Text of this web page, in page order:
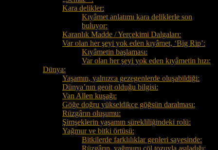
Kara delikler:
Kıyâmet anlatımı kara deliklerle son
buluyor:
Karanlık Madde / Yerçekimi Dalgaları:
Var olan her şeyi yok eden kıyâmet, ‘Big Rip’:
Kıyâmetin başlaması:
Var olan her şeyi yok eden kıyâmetin hızı:
Dünya:
Yaşamın, yalnızca gezegenlerde oluşabildiği:
Dünya’nın geoit olduğu bilgisi:
Van Allen kuşağı:
Göğe doğru yükseldikçe göğsün daralması:
Rüzgârın oluşumu:
Şimşeklerin yaşamın sürekliliğindeki rolü:
Yağmur ve bitki örtüsü:
Bitkilerde farklılıklar genleri sayesinde:
Rüzgârın, yağmuru çöl tozuyla aşıladığı: